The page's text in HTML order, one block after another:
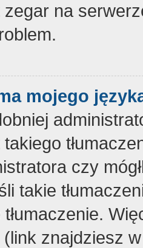
na
mojego
czy
takie
znajdziesz